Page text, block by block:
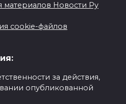
материалов Новости Ру
cookie-файлов
за действия,
опубликованной